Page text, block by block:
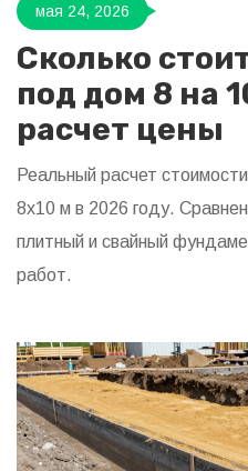
мая 24, 2026
Сколько
под дом 8 на
расчет цены
Реальный расчет
8х10 м в 2026 году.
плитный и свайный
работ.